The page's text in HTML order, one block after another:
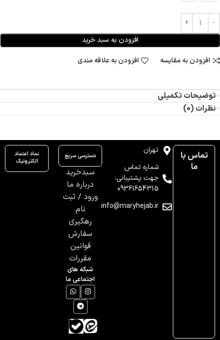
افزودن به سبد خرید
افزودن به مقایسه
افزودن به علاقه مندی
توضیحات تکمیلی
نظرات (0)
تماس با
ما
تهران
شماره تماس
جهت پشتیبانی:
09361654315
info@maryhejab.ir
دسترسی سریع
سبدخرید
درباره ما
ورود / ثبت
نام
رهگیری
سفارش
قوانین
مقررات
شبکه های
اجتماعی ما
نماد اعتماد
الکترونیک